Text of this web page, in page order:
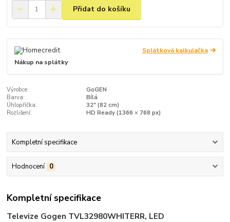
Přidat do košíku
Splátková kalkulačka
Nákup na splátky
Výrobce:
GoGEN
Barva:
Bílá
Úhlopříčka:
32" (82 cm)
Rozlišení:
HD Ready (1366 × 768 px)
Kompletní specifikace
Hodnocení 0
Kompletní specifikace
Televize Gogen TVL32980WHITERR, LED